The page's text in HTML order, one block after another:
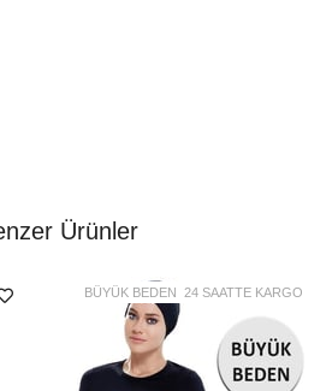
Ürünler
24 SAATTE KARGO
BÜYÜK BEDEN